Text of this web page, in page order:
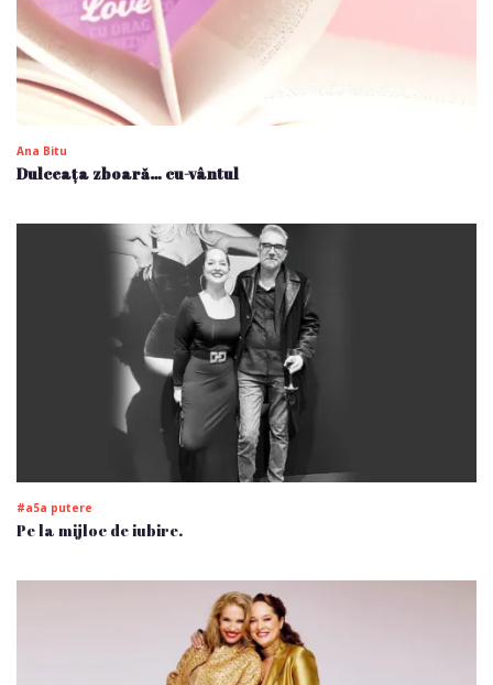
Ana Bitu
Dulceața zboară… cu-vântul
#a5a putere
Pe la mijloc de iubire.